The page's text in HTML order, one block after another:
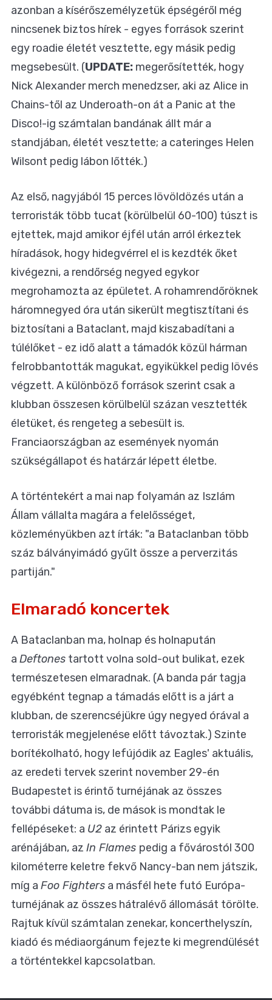
azonban a kísérőszemélyzetük épségéről még
nincsenek biztos hírek - egyes források szerint
egy roadie életét vesztette, egy másik pedig
megsebesült. (UPDATE: megerősítették, hogy
Nick Alexander merch menedzser, aki az Alice in
Chains-től az Underoath-on át a Panic at the
Disco!-ig számtalan bandának állt már a
standjában, életét vesztette; a cateringes Helen
Wilsont pedig lábon lőtték.)
Az első, nagyjából 15 perces lövöldözés után a
terroristák több tucat (körülbelül 60-100) túszt is
ejtettek, majd amikor éjfél után arról érkeztek
híradások, hogy hidegvérrel el is kezdték őket
kivégezni, a rendőrség negyed egykor
megrohamozta az épületet. A rohamrendőröknek
háromnegyed óra után sikerült megtisztítani és
biztosítani a Bataclant, majd kiszabadítani a
túlélőket - ez idő alatt a támadók közül hárman
felrobbantották magukat, egyikükkel pedig lövés
végzett. A különböző források szerint csak a
klubban összesen körülbelül százan vesztették
életüket, és rengeteg a sebesült is.
Franciaországban az események nyomán
szükségállapot és határzár lépett életbe.
A történtekért a mai nap folyamán az Iszlám
Állam vállalta magára a felelősséget,
közleményükben azt írták: "a Bataclanban több
száz bálványimádó gyűlt össze a perverzitás
partiján."
Elmaradó koncertek
A Bataclanban ma, holnap és holnapután
a Deftones tartott volna sold-out bulikat, ezek
természetesen elmaradnak. (A banda pár tagja
egyébként tegnap a támadás előtt is a járt a
klubban, de szerencséjükre úgy negyed órával a
terroristák megjelenése előtt távoztak.) Szinte
borítékolható, hogy lefújódik az Eagles' aktuális,
az eredeti tervek szerint november 29-én
Budapestet is érintő turnéjának az összes
további dátuma is, de mások is mondtak le
fellépéseket: a U2 az érintett Párizs egyik
arénájában, az In Flames pedig a fővárostól 300
kilométerre keletre fekvő Nancy-ban nem játszik,
míg a Foo Fighters a másfél hete futó Európa-
turnéjának az összes hátralévő állomását törölte.
Rajtuk kívül számtalan zenekar, koncerthelyszín,
kiadó és médiaorgánum fejezte ki megrendülését
a történtekkel kapcsolatban.